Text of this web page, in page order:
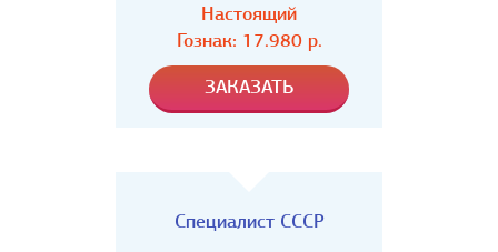
Настоящий
Гознак: 17.980р.
Специалист СССР